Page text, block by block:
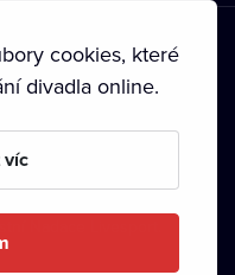
• Zásady používání
•
cookies, které
divadla online.
víc